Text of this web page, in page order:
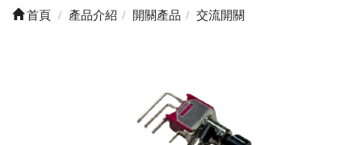
首頁 產品介紹 開關產品 交流開關